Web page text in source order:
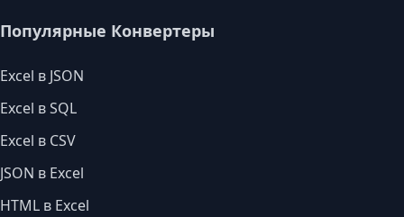
Популярные Конвертеры
Excel в JSON
Excel в SQL
Excel в CSV
JSON в Excel
HTML в Excel